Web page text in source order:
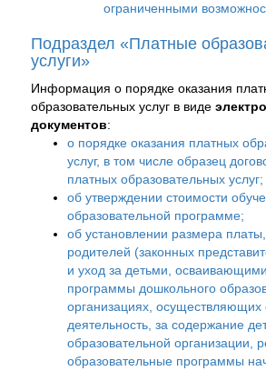
ограниченными
Подраздел «Платные
услуги»
Информация о порядке оказания
образовательных услуг в виде
документов:
о порядке оказания платных
услуг, в том числе образец
платных образовательных услуг;
об утверждении стоимости
образовательной программе;
об установлении размера
родителей (законных
и уход за детьми,
программы дошкольного
организациях, осуществляющих
деятельность, за содержание
образовательной организации,
образовательные программы